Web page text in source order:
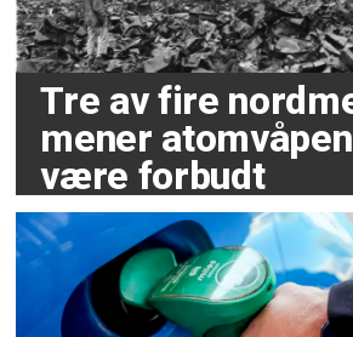
Tre av fire
mener
være forbudt